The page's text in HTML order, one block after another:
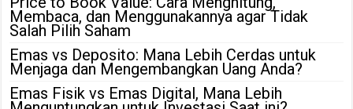
Membaca, dan Menggunakannya agar Tidak
Salah Pilih Saham
Emas vs Deposito: Mana Lebih Cerdas untuk
Menjaga dan Mengembangkan Uang Anda?
Emas Fisik vs Emas Digital, Mana Lebih